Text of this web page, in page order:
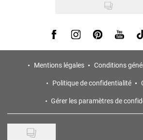
Visit us on Facebook
Visit us on Instagram
Visit us onVisit us
Mentions légales
Conditions
Politique de confidentialité
Gérer les paramètres de